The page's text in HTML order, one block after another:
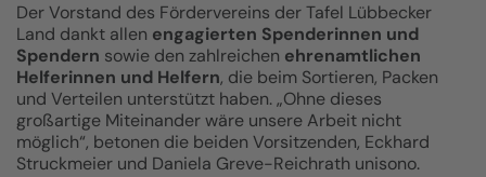
Der Vorstand des Fördervereins der Tafel Lübbecker
Land dankt allen engagierten Spenderinnen und
Spendern sowie den zahlreichen ehrenamtlichen
Helferinnen und Helfern, die beim Sortieren, Packen
und Verteilen unterstützt haben. „Ohne dieses
großartige Miteinander wäre unsere Arbeit nicht
möglich“, betonen die beiden Vorsitzenden, Eckhard
Struckmeier und Daniela Greve-Reichrath unisono.